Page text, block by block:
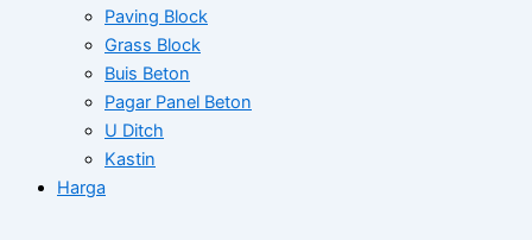
Paving Block
Grass Block
Buis Beton
Pagar Panel Beton
U Ditch
Kastin
Harga